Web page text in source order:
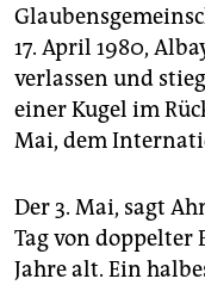
17. April 1980,
verlassen und
einer Kugel im
Mai, dem
Der 3. Mai, sagt
Tag von doppelter
Jahre alt. Ein